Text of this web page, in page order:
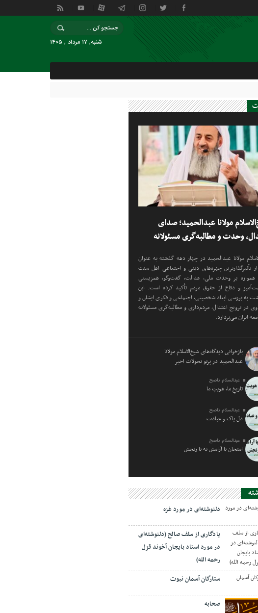
شنبه, ۱۷ مرداد , ۱۴۰۵
مولانا عبدالحمید؛ صدای
وحدت و مطالبه‌گری مسئولانه
مولانا عبدالحمید در چهار دهه گذشته به عنوان
تأثیرگذارترین چهره‌های دینی و اجتماعی اهل سنت
همواره بر وحدت ملی، عدالت، گفت‌وگو، همزیستی
و دفاع از حقوق مردم تأکید کرده است. این
به بررسی ابعاد شخصیتی، اجتماعی و فکری ایشان و
در ترویج اعتدال، مردم‌داری و مطالبه‌گری مسئولانه
ایران می‌پردازد.
بازخوانی دیدگاه‌های شیخ‌الاسلام مولانا
عبدالحمید در پرتو تحولات اخیر
عبدالسلام ناصح
تاریخِ ما، هویتِ ما
عبدالسلام ناصح
دل پاک و عبادت
عبدالسلام ناصح
امتحان با آرامش نه با رنجش
دلنوشته‌ای در مورد غزه
یادگاری از سلف صالح (دلنوشته‌ای
در مورد استاد بایجان آخوند قزل
رحمه الله)
ستارگان آسمان نبوت
صحابه